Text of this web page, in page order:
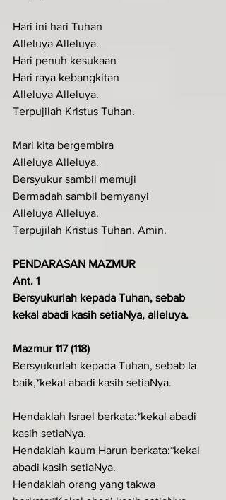
Hari ini hari Tuhan
Alleluya Alleluya.
Hari penuh kesukaan
Hari raya kebangkitan
Alleluya Alleluya.
Terpujilah Kristus Tuhan.
Mari kita bergembira
Alleluya Alleluya.
Bersyukur sambil memuji
Bermadah sambil bernyanyi
Alleluya Alleluya.
Terpujilah Kristus Tuhan. Amin.
PENDARASAN MAZMUR
Ant. 1
Bersyukurlah kepada Tuhan, sebab
kekal abadi kasih setiaNya, alleluya.
Mazmur 117 (118)
Bersyukurlah kepada Tuhan, sebab Ia
baik,*kekal abadi kasih setiaNya.
Hendaklah Israel berkata:*kekal abadi
kasih setiaNya.
Hendaklah kaum Harun berkata:*kekal
abadi kasih setiaNya.
Hendaklah orang yang takwa